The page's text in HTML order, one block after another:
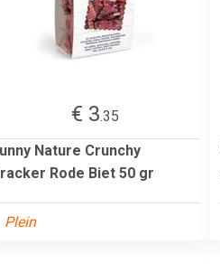
€ 3.35
Nature Crunchy
Rode Biet 50 gr
Plein